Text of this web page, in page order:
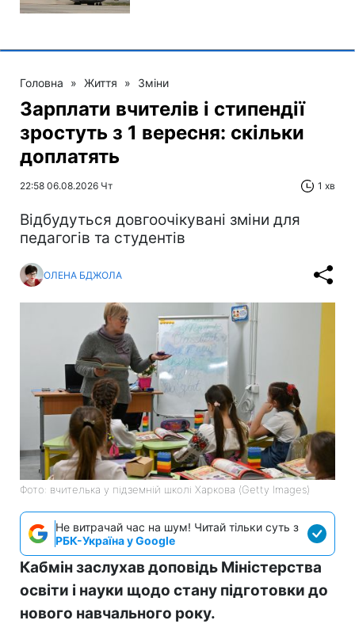
Головна » Життя » Зміни
Зарплати вчителів і стипендії
зростуть з 1 вересня: скільки
доплатять
22:58 06.08.2026 Чт 1 хв
Відбудуться довгоочікувані зміни для
педагогів та студентів
ОЛЕНА БДЖОЛА
Фото: вчителька у підземній школі Харкова (Getty Images)
Не витрачай час на шум! Читай тільки суть з
РБК-Україна у Google
Кабмін заслухав доповідь Міністерства
освіти і науки щодо стану підготовки до
нового навчального року.